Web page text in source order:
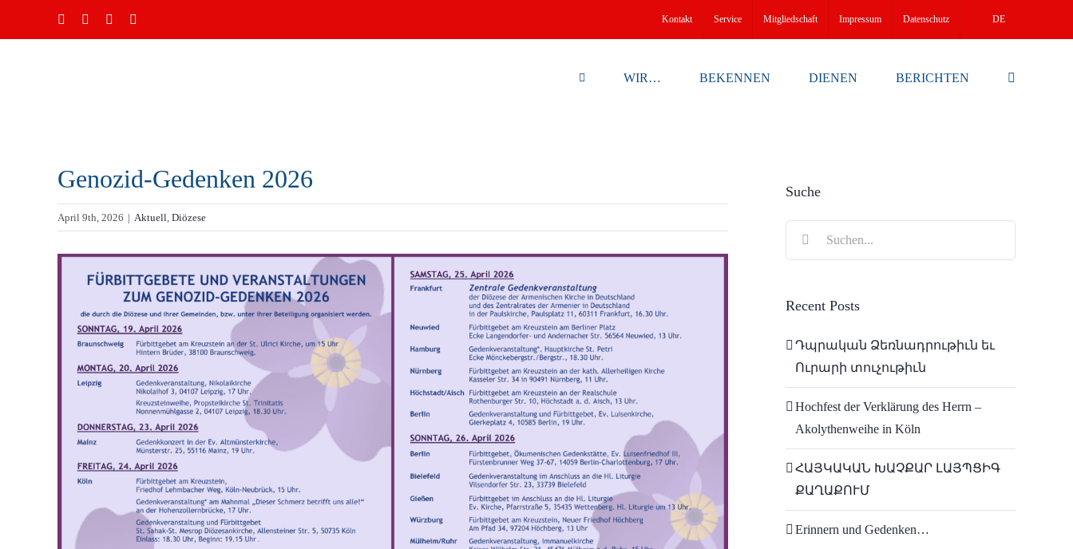
FacebookInstagramYouTube Kontakt Service Mitgliedschaft Impressum Datenschutz DE
WIR… BEKENNEN DIENEN BERICHTEN
Genozid-Gedenken 2026
April 9th, 2026 | Aktuell, Diözese
grösseres
Suche
Recent Posts
Դպրական Ձեռնադրութիւն եւ
Ուրարի տուչութիւն
Hochfest der Verklärung des Herrn –
Akolythenweihe in Köln
ՀԱՅԿԱԿԱՆ ԽԱՉՔԱՐ ԼԱՅՊՑԻԳ
ՔԱՂԱՔՈՒՄ
Erinnern und Gedenken…